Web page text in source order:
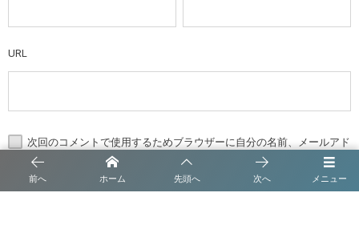
URL
次回のコメントで使用するためブラウザーに自分の名前、メールアド
レス、サイトを保存する。
メニュー
前へ ホーム 先頭へ 次へ